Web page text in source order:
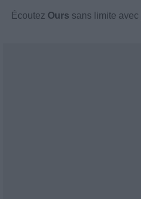
Écoutez Ours sans limite avec